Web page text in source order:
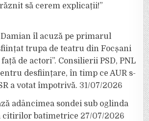
să cerem explicații!”
îl acuză pe primarul
trupa de teatru din Focșani
de actori”. Consilierii PSD, PNL
desființare, în timp ce AUR s-
a votat împotrivă. 31/07/2026
adâncimea sondei sub oglinda
citirilor batimetrice 27/07/2026